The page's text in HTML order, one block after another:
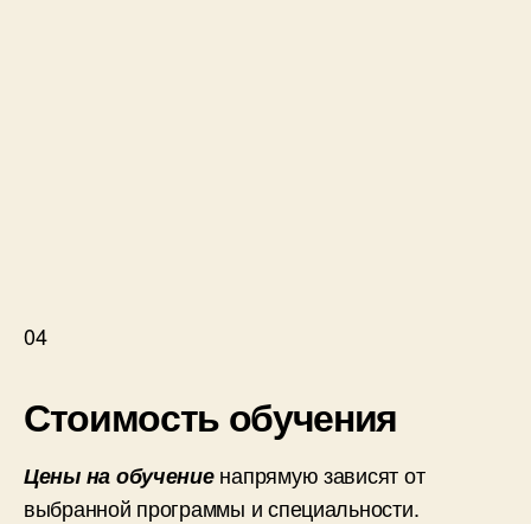
04
Стоимость обучения
Цены на обучениенапрямую зависят от
выбранной программы и специальности.